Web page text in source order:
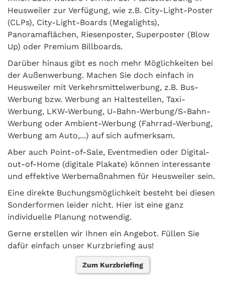
Heusweiler zur Verfügung, wie z.B. City-Light-Poster
(CLPs), City-Light-Boards (Megalights),
Panoramaflächen, Riesenposter, Superposter (Blow
Up) oder Premium Billboards.
Darüber hinaus gibt es noch mehr Möglichkeiten bei
der Außenwerbung. Machen Sie doch einfach in
Heusweiler mit Verkehrsmittelwerbung, z.B. Bus-
Werbung bzw. Werbung an Haltestellen, Taxi-
Werbung, LKW-Werbung, U-Bahn-Werbung/S-Bahn-
Werbung oder Ambient-Werbung (Fahrrad-Werbung,
Werbung am Auto,...) auf sich aufmerksam.
Aber auch Point-of-Sale, Eventmedien oder Digital-
out-of-Home (digitale Plakate) können interessante
und effektive Werbemaßnahmen für Heusweiler sein.
Eine direkte Buchungsmöglichkeit besteht bei diesen
Sonderformen leider nicht. Hier ist eine ganz
individuelle Planung notwendig.
Gerne erstellen wir Ihnen ein Angebot. Füllen Sie
dafür einfach unser Kurzbriefing aus!
Zum Kurzbriefing